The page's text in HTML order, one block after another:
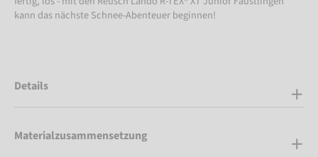
kann das nächste Schnee-Abenteuer beginnen!
Details
Materialzusammensetzung